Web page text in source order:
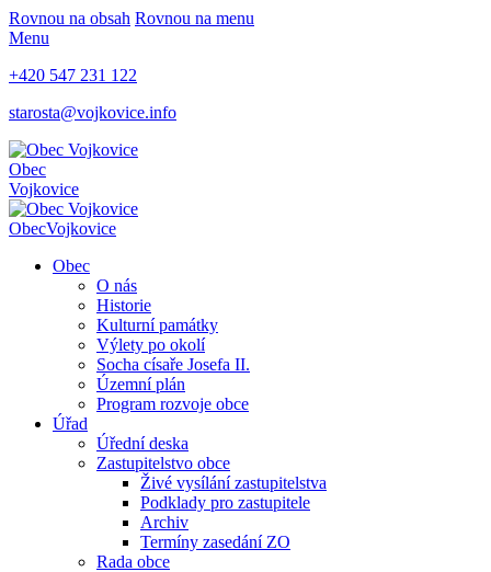
Rovnou na obsah Rovnou na menu
Menu
+420 547 231 122
starosta@vojkovice.info
Obec
Vojkovice
ObecVojkovice
Obec
O nás
Historie
Kulturní památky
Výlety po okolí
Socha císaře Josefa II.
Územní plán
Program rozvoje obce
Úřad
Úřední deska
Zastupitelstvo obce
Živé vysílání zastupitelstva
Podklady pro zastupitele
Archiv
Termíny zasedání ZO
Rada obce